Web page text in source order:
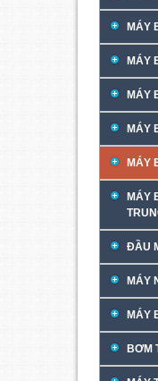
MÁY
MÁY
MÁY
MÁY
MÁY
MÁY
ĐẦU
MÁY
MÁY
BƠM